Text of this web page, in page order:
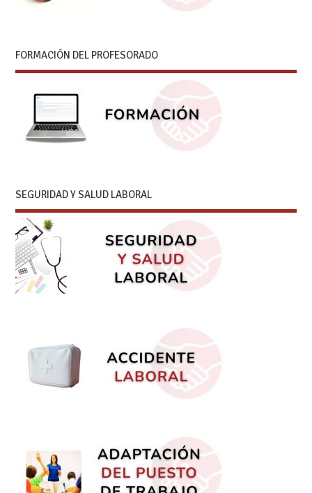
FORMACIÓN DEL PROFESORADO
SEGURIDAD Y SALUD LABORAL